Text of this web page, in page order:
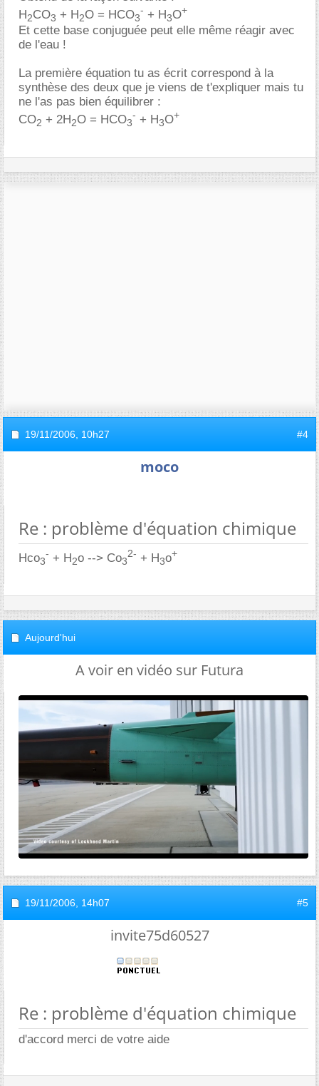
H2CO3 + H2O = HCO3
- + H3O+
Et cette base conjuguée peut elle même réagir avec
de l'eau !
La première équation tu as écrit correspond à la
synthèse des deux que je viens de t'expliquer mais tu
ne l'as pas bien équilibrer :
CO2 + 2H2O = HCO3
- + H3O+
19/11/2006, 10h27 #4
moco
Re : problème d'équation chimique
Hco3
- + H2o --> Co3
2- + H3o+
Aujourd'hui
A voir en vidéo sur Futura
19/11/2006, 14h07 #5
invite75d60527
Re : problème d'équation chimique
d'accord merci de votre aide